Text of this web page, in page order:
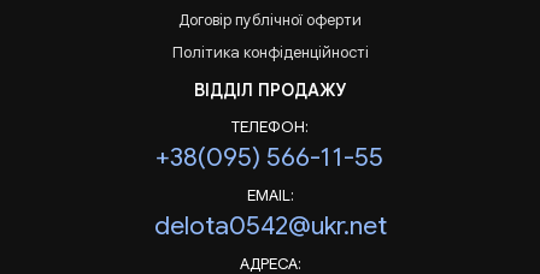
Договір публічної оферти
Політика конфіденційності
ВІДДІЛ ПРОДАЖУ
ТЕЛЕФОН:
+38(095) 566-11-55
EMAIL:
delota0542@ukr.net
АДРЕСА: